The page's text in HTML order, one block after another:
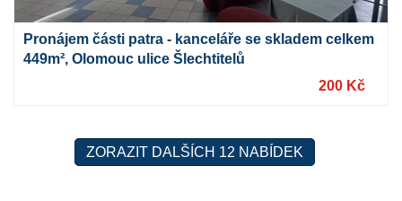
Pronájem části patra - kanceláře se skladem celkem
449m², Olomouc ulice Šlechtitelů
200 Kč
ZORAZIT DALŠÍCH 12 NABÍDEK